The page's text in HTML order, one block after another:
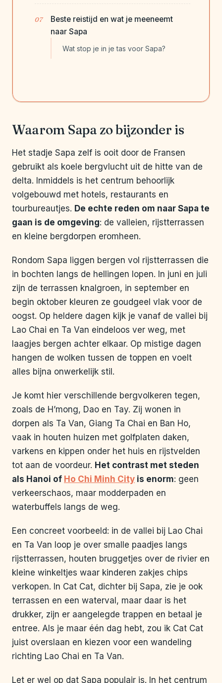
Beste reistijd en wat je meeneemt
naar Sapa
Wat stop je in je tas voor Sapa?
Waarom Sapa zo bijzonder is
Het stadje Sapa zelf is ooit door de Fransen
gebruikt als koele bergvlucht uit de hitte van de
delta. Inmiddels is het centrum behoorlijk
volgebouwd met hotels, restaurants en
tourbureautjes. De echte reden om naar Sapa te
gaan is de omgeving: de valleien, rijstterrassen
en kleine bergdorpen eromheen.
Rondom Sapa liggen bergen vol rijstterrassen die
in bochten langs de hellingen lopen. In juni en juli
zijn de terrassen knalgroen, in september en
begin oktober kleuren ze goudgeel vlak voor de
oogst. Op heldere dagen kijk je vanaf de vallei bij
Lao Chai en Ta Van eindeloos ver weg, met
laagjes bergen achter elkaar. Op mistige dagen
hangen de wolken tussen de toppen en voelt
alles bijna onwerkelijk stil.
Je komt hier verschillende bergvolkeren tegen,
zoals de H’mong, Dao en Tay. Zij wonen in
dorpen als Ta Van, Giang Ta Chai en Ban Ho,
vaak in houten huizen met golfplaten daken,
varkens en kippen onder het huis en rijstvelden
tot aan de voordeur. Het contrast met steden
als Hanoi of Ho Chi Minh City is enorm: geen
verkeerschaos, maar modderpaden en
waterbuffels langs de weg.
Een concreet voorbeeld: in de vallei bij Lao Chai
en Ta Van loop je over smalle paadjes langs
rijstterrassen, houten bruggetjes over de rivier en
kleine winkeltjes waar kinderen zakjes chips
verkopen. In Cat Cat, dichter bij Sapa, zie je ook
terrassen en een waterval, maar daar is het
drukker, zijn er aangelegde trappen en betaal je
entree. Als je maar één dag hebt, zou ik Cat Cat
juist overslaan en kiezen voor een wandeling
richting Lao Chai en Ta Van.
Let er wel op dat Sapa populair is. In het centrum